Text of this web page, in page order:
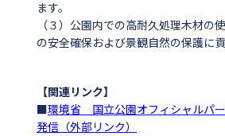
ます。
（３）公園内での高耐久処理木材の
の安全確保および景観自然の保護に貢
【関連リンク】
■環境省 国立公園オフィシャルパ
発信（外部リンク）